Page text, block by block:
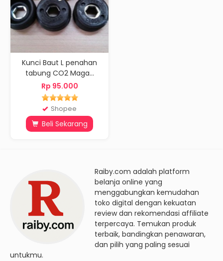
Kunci Baut L penahan
tabung CO2 Maga...
Rp 95.000
Shopee
Beli Sekarang
Raiby.com adalah platform
belanja online yang
menggabungkan kemudahan
toko digital dengan kekuatan
review dan rekomendasi affiliate
terpercaya. Temukan produk
terbaik, bandingkan penawaran,
dan pilih yang paling sesuai
untukmu.